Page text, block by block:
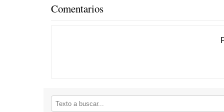
Comentarios